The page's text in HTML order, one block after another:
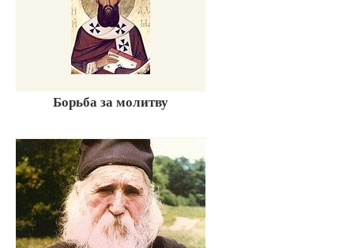
Борьба за молитву